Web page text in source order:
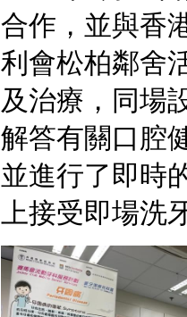
合作，並與香
利會松柏鄰舍
及治療，同場
解答有關口腔
並進行了即時
上接受即場洗